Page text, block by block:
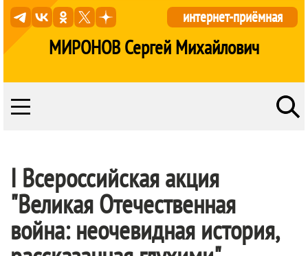
МИРОНОВ Сергей Михайлович
интернет-приёмная
I Всероссийская акция
"Великая Отечественная
война: неочевидная история,